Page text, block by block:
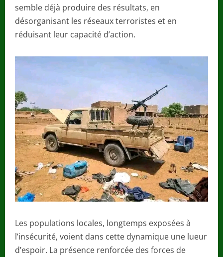
semble déjà produire des résultats, en
désorganisant les réseaux terroristes et en
réduisant leur capacité d’action.
Les populations locales, longtemps exposées à
l’insécurité, voient dans cette dynamique une lueur
d’espoir. La présence renforcée des forces de